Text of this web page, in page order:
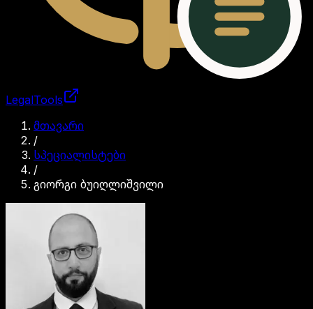
LegalTools
მთავარი
/
სპეციალისტები
/
გიორგი ბუიღლიშვილი